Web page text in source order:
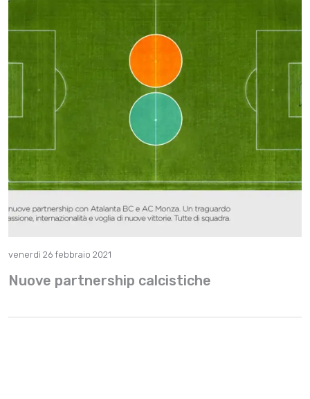
venerdì 26 febbraio 2021
Nuove partnership calcistiche